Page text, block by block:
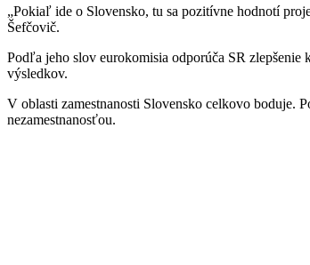
„Pokiaľ ide o Slovensko, tu sa pozitívne hodnotí
Šefčovič.
Podľa jeho slov eurokomisia odporúča SR
výsledkov.
V oblasti zamestnanosti Slovensko celkovo boduje.
nezamestnanosťou.